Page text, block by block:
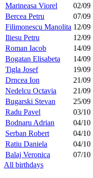
Marineasa Viorel
02/09
Bercea Petru
07/09
Filimonescu Manolita 12/09
Iliesu Petru
12/09
Roman Iacob
14/09
Bogatan Elisabeta
14/09
Tigla Josef
19/09
Drncea Ion
21/09
Nedelcu Octavia
21/09
Bugarski Stevan
25/09
Radu Pavel
03/10
Bodnaru Adrian
04/10
Serban Robert
04/10
Ratiu Daniela
04/10
Balaj Veronica
07/10
All birthdays